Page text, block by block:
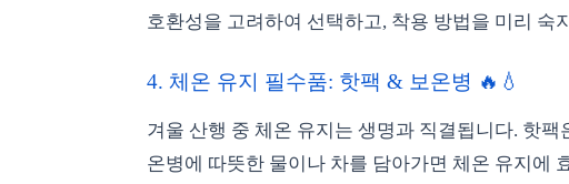
호환성을 고려하여 선택하고, 착용 방법을 미리 숙
4. 체온 유지 필수품: 핫팩 & 보온병 🔥💧
겨울 산행 중 체온 유지는 생명과 직결됩니다. 핫
온병에 따뜻한 물이나 차를 담아가면 체온 유지에